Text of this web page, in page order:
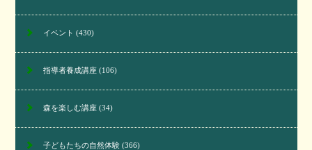
イベント (430)
指導者養成講座(106)
森を楽しむ講座(34)
子どもたちの自然体験(366)